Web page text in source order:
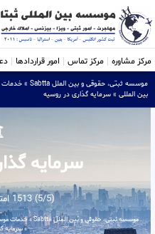
مرکز مشاوره مرکز تماس امور قراردادها
موسسه ثبتی، حقوقی و بین الملل Sabtta »
بین المللی » سرمایه گذاری در روسیه
سرمایه
(5/5) 1513 امتیاز
موسسه ثبتی، حقوقی و بین الملل Sabtta »خدمات
»سرمایه